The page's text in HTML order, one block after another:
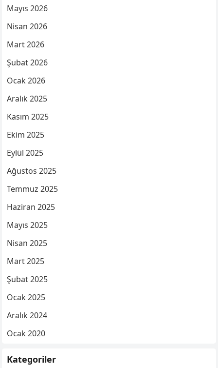
Mayıs 2026
Nisan 2026
Mart 2026
Şubat 2026
Ocak 2026
Aralık 2025
Kasım 2025
Ekim 2025
Eylül 2025
Ağustos 2025
Temmuz 2025
Haziran 2025
Mayıs 2025
Nisan 2025
Mart 2025
Şubat 2025
Ocak 2025
Aralık 2024
Ocak 2020
Kategoriler